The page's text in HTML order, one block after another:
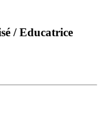
/ Educatrice